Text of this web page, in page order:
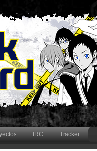
IRC Tracker